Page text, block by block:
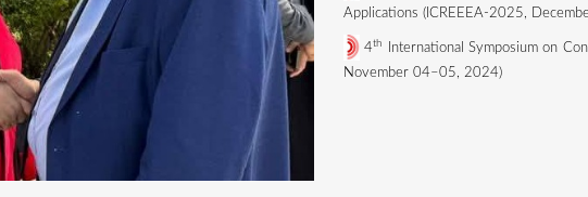
Applications (ICREEEA-2025,
4th
International Symposium on
November 04–05, 2024)